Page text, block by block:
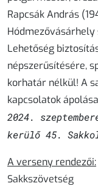
Rapcsák András
Lehetőség
népszerűsítésére,
korhatár nélkül! A
kapcsolatok
2024.
kerülő 45.
A verseny rendezői:
Sakkszövetség